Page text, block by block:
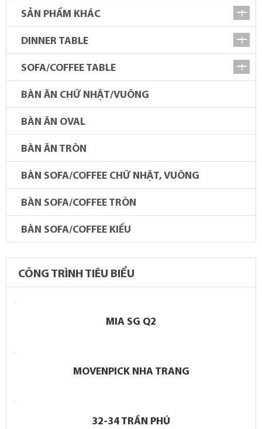
SẢN PHẨM KHÁC
DINNER TABLE
SOFA/COFFEE TABLE
BÀN ĂN CHỮ NHẬT/VUÔNG
BÀN ĂN OVAL
BÀN ĂN TRÒN
BÀN SOFA/COFFEE CHỮ NHẬT, VUÔNG
BÀN SOFA/COFFEE TRÒN
BÀN SOFA/COFFEE KIỂU
CÔNG TRÌNH TIÊU BIỂU
MIA SG Q2
MOVENPICK NHA TRANG
32-34 TRẦN PHÚ